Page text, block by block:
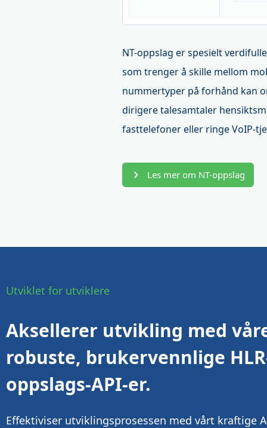
NT-oppslag er spesielt
som trenger å skille mellom
nummertyper på forhånd kan
dirigere talesamtaler
fasttelefoner eller ringe VoIP-
Les mer om NT-oppslag
Utviklet for utviklere
Aksellerer utvikling med
robuste, brukervennlige
oppslags-API-er.
Effektiviser utviklingsprosessen med vårt kraftige